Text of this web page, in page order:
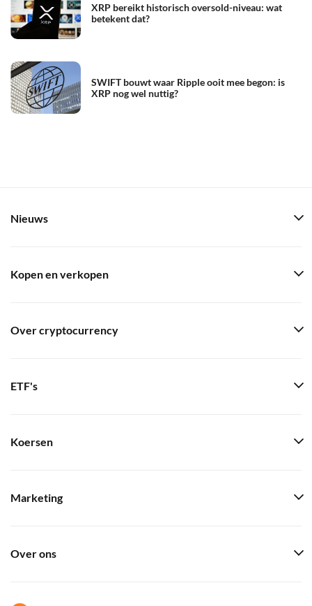
XRP bereikt historisch oversold-niveau: wat
betekent dat?
SWIFT bouwt waar Ripple ooit mee begon: is
XRP nog wel nuttig?
Nieuws
Kopen en verkopen
Over cryptocurrency
ETF's
Koersen
Marketing
Over ons